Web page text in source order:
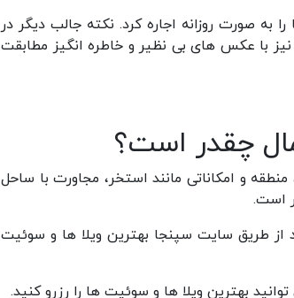
به صورت روزانه اجاره کرد. نکته جالب دیگر در
با عکس های بی نظیر و خاطره انگیز مطابقت
چقدر است؟
و امکاناتی مانند استخر، مجاورت با ساحل
از طریق سایت سپنجا بهترین ویلا ها و سوئیت
بهترین ویلا ها و سوئیت ها را رزرو کنید.